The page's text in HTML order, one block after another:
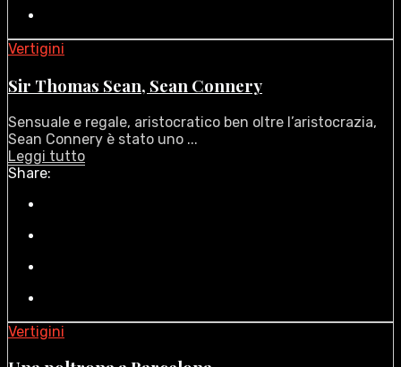
Vertigini
Sir Thomas Sean, Sean Connery
Sensuale e regale, aristocratico ben oltre l’aristocrazia,
Sean Connery è stato uno ...
Leggi tutto
Share:
Vertigini